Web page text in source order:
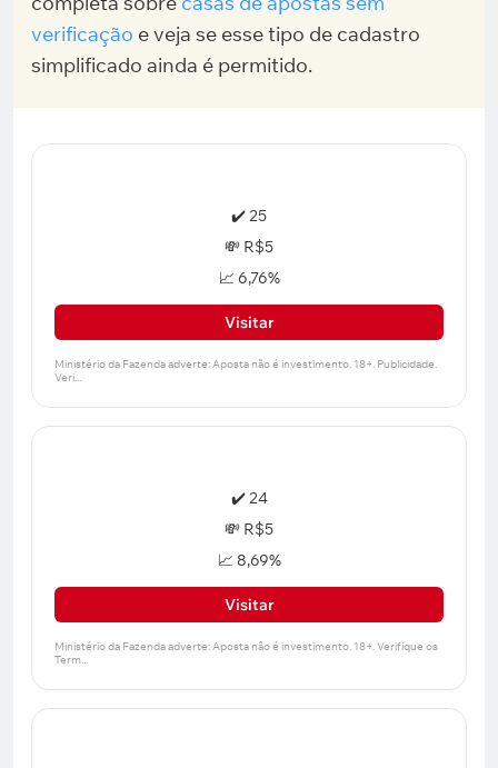
verificação e veja se esse tipo de cadastro
simplificado ainda é permitido.
✔️ 25
💸 R$5
📈 6,76%
Visitar
✔️ 24
💸 R$5
📈 8,69%
Visitar